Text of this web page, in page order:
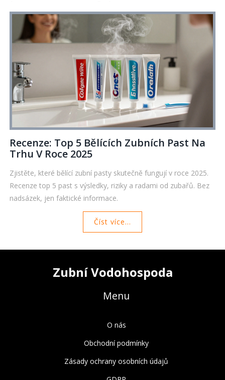
Recenze: Top 5 Bělících Zubních Past Na
Trhu V Roce 2025
Zjistěte, které bělící zubní pasty skutečně fungují v roce 2025.
Recenze top 5 past s výsledky, riziky a radami od zubařů. Bez
nadsázek, jen faktické informace.
Číst více...
Zubní Vodohospoda
Menu
O nás
Obchodní podmínky
Zásady ochrany osobních údajů